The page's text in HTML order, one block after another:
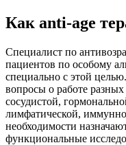
Как anti-age
Специалист по
пациентов по особому
специально с этой
вопросы о работе
сосудистой,
лимфатической,
необходимости
функциональные